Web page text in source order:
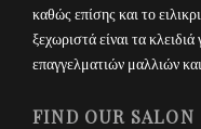
καθώς επίσης και το
ξεχωριστά είναι τα
επαγγελματιών μαλλιών
FIND OUR SALON